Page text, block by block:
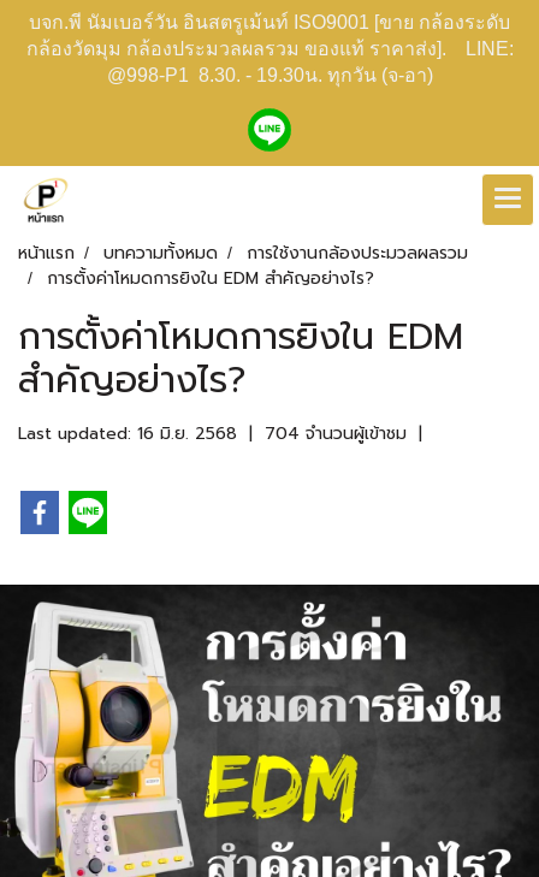
บจก.พี นัมเบอร์วัน อินสตรูเม้นท์ ISO9001 [ขาย กล้องระดับ
กล้องวัดมุม กล้องประมวลผลรวม ของแท้ ราคาส่ง]. LINE:
@998-P1 8.30. - 19.30น. ทุกวัน (จ-อา)
หน้าแรก บทความทั้งหมด
การใช้งานกล้องประมวลผลรวม
การตั้งค่าโหมดการยิงใน EDM สำคัญอย่างไร?
การตั้งค่าโหมดการยิงใน EDM
สำคัญอย่างไร?
Last updated: 16 มิ.ย. 2568 | 704 จำนวนผู้เข้าชม |